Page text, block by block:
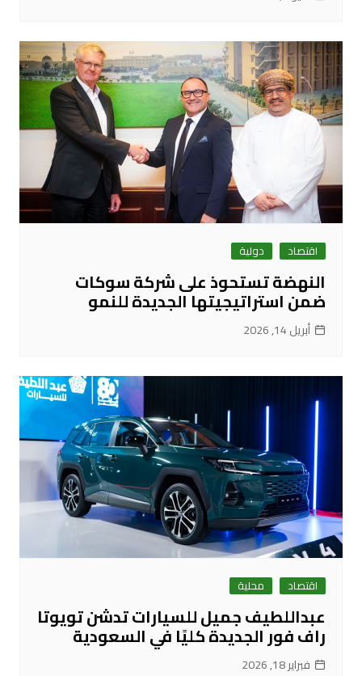
اقتصاد دولية
النهضة تستحوذ على شركة سوكات
ضمن استراتيجيتها الجديدة للنمو
أبريل 14, 2026
اقتصاد محلية
عبداللطيف جميل للسيارات تدشن تويوتا
راف فور الجديدة كليًا في السعودية
فبراير 18, 2026